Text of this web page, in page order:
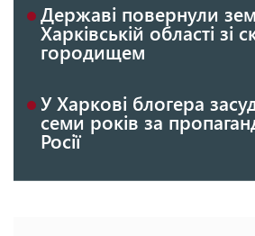
Державі повернули
Харківській області зі
городищем
У Харкові блогера
семи років за
Росії